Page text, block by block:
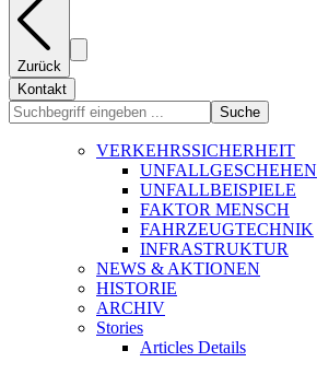
Zurück
Kontakt
Suche
VERKEHRSSICHERHEIT
UNFALLGESCHEHEN
UNFALLBEISPIELE
FAKTOR MENSCH
FAHRZEUGTECHNIK
INFRASTRUKTUR
NEWS & AKTIONEN
HISTORIE
ARCHIV
Stories
Articles Details